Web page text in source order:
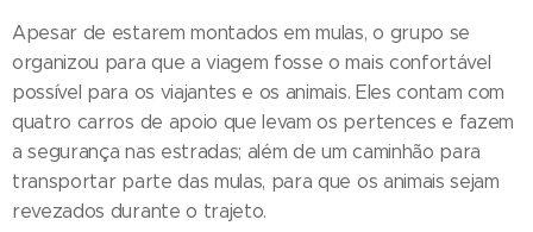
Apesar de estarem montados em mulas, o grupo se
organizou para que a viagem fosse o mais confortável
possível para os viajantes e os animais. Eles contam com
quatro carros de apoio que levam os pertences e fazem
a segurança nas estradas; além de um caminhão para
transportar parte das mulas, para que os animais sejam
revezados durante o trajeto.